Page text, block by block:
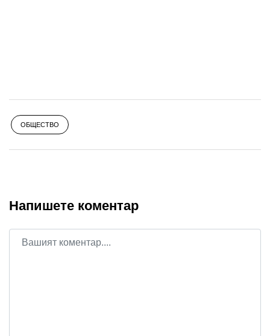
ОБЩЕСТВО
Напишете коментар